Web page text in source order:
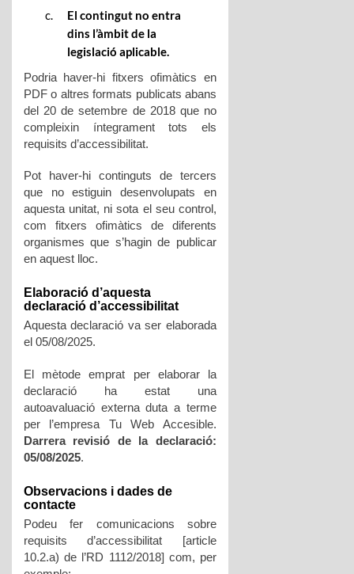
El contingut no entra
dins l’àmbit de la
legislació aplicable.
Podria haver-hi fitxers ofimàtics en
PDF o altres formats publicats abans
del 20 de setembre de 2018 que no
compleixin íntegrament tots els
requisits d’accessibilitat.
Pot haver-hi continguts de tercers
que no estiguin desenvolupats en
aquesta unitat, ni sota el seu control,
com fitxers ofimàtics de diferents
organismes que s’hagin de publicar
en aquest lloc.
Elaboració d’aquesta
declaració d’accessibilitat
Aquesta declaració va ser elaborada
el 05/08/2025.
El mètode emprat per elaborar la
declaració ha estat una
autoavaluació externa duta a terme
per l’empresa Tu Web Accesible.
Darrera revisió de la declaració:
05/08/2025.
Observacions i dades de
contacte
Podeu fer comunicacions sobre
requisits d’accessibilitat [article
10.2.a) de l’RD 1112/2018] com, per